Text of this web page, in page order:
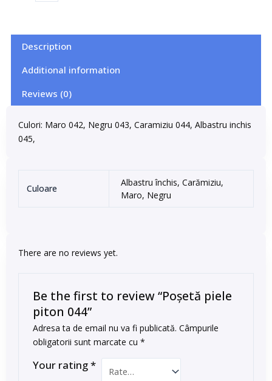
Description
Additional information
Reviews (0)
Culori: Maro 042, Negru 043, Caramiziu 044, Albastru inchis
045,
Culoare
Albastru închis, Carămiziu,
Maro, Negru
There are no reviews yet.
Be the first to review “Poșetă piele
piton 044”
Adresa ta de email nu va fi publicată. Câmpurile
obligatorii sunt marcate cu*
Your rating*